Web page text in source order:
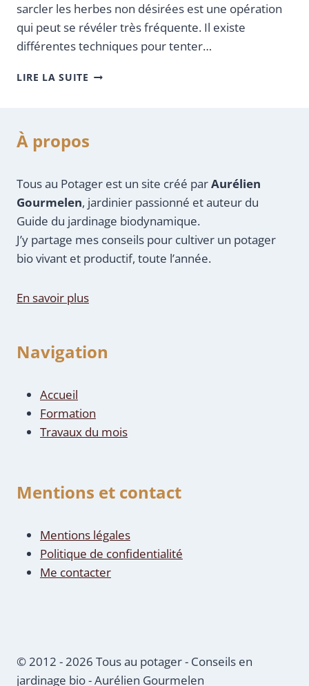
sarcler les herbes non désirées est une opération
qui peut se révéler très fréquente. Il existe
différentes techniques pour tenter…
LIRE LA SUITE
À propos
Tous au Potager est un site créé parAurélien
Gourmelen, jardinier passionné et auteur du
Guide du jardinage biodynamique.
J’y partage mes conseils pour cultiver un potager
bio vivant et productif, toute l’année.
En savoir plus
Navigation
Accueil
Formation
Travaux du mois
Mentions et contact
Mentions légales
Politique de confidentialité
Me contacter
© 2012 - 2026 Tous au potager - Conseils en
jardinage bio - Aurélien Gourmelen